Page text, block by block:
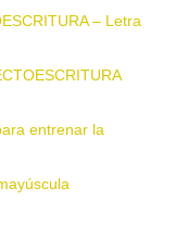
– Letra
entrenar la